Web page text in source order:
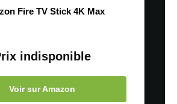
Fire TV Stick 4K Max
indisponible
Voir sur Amazon